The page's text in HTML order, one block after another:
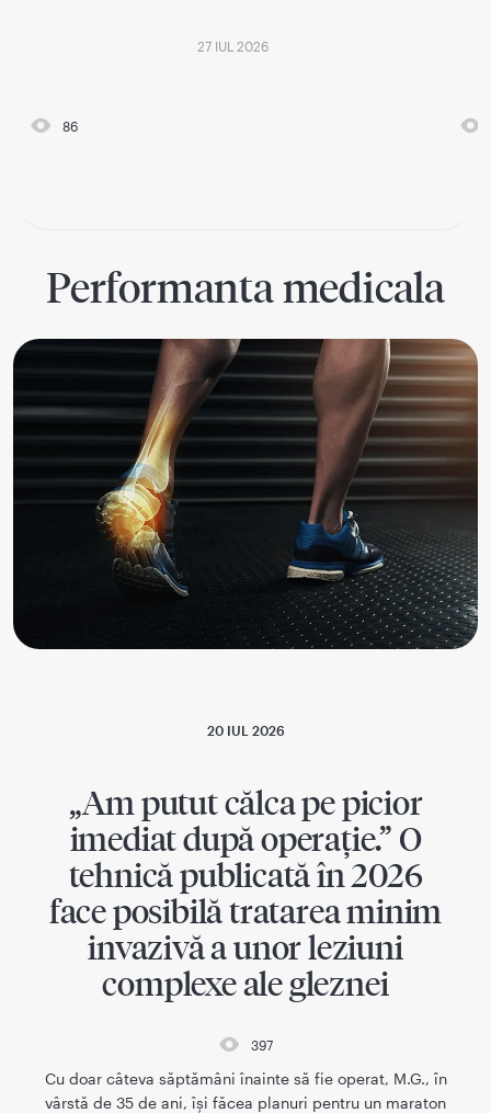
27 IUL 2026
86
Performanta medicala
20 IUL 2026
„Am putut călca pe picior
imediat după operație.” O
tehnică publicată în 2026
face posibilă tratarea minim
invazivă a unor leziuni
complexe ale gleznei
397
Cu doar câteva săptămâni înainte să fie operat, M.G., în
vârstă de 35 de ani, își făcea planuri pentru un maraton